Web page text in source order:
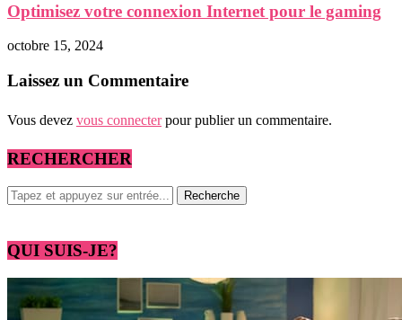
Optimisez votre connexion Internet pour le gaming
octobre 15, 2024
Laissez un Commentaire
Vous devez vous connecterpour publier un commentaire.
RECHERCHER
QUI SUIS-JE?